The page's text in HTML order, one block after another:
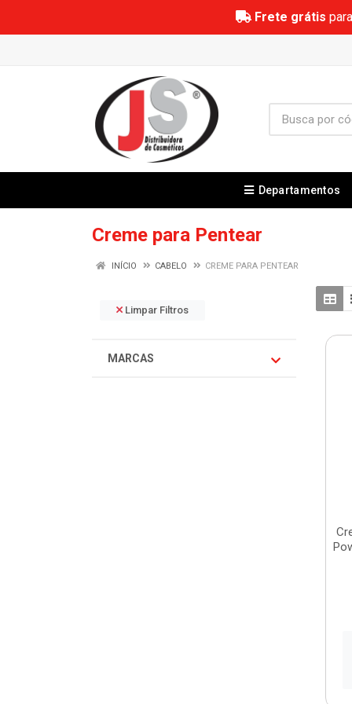
Frete grátis
Departamentos
Creme para Pentear
INÍCIO CABELO CREME PARA PENTEAR
Limpar Filtros
MARCAS